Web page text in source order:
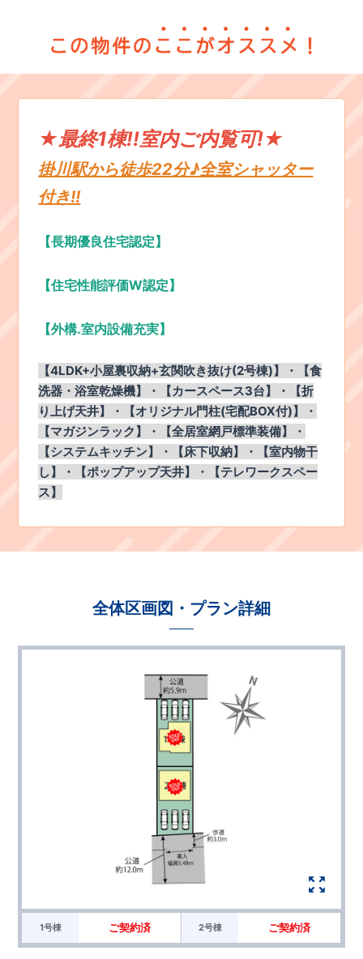
★最終1棟!!室内ご内覧可!★
掛川駅から徒歩22分♪全室シャッター
付き!!
【長期優良住宅認定】
【住宅性能評価W認定】
【外構.室内設備充実】
【4LDK+小屋裏収納+玄関吹き抜け(2号棟)】・【食
洗器・浴室乾燥機】・【カースペース3台】・【折
り上げ天井】・【オリジナル門柱(宅配BOX付)】・
【マガジンラック】・【全居室網戸標準装備】・
【システムキッチン】・【床下収納】・【室内物干
し】・【ポップアップ天井】・【テレワークスペー
ス】
全体区画図・プラン詳細
1号棟 ご契約済 2号棟 ご契約済